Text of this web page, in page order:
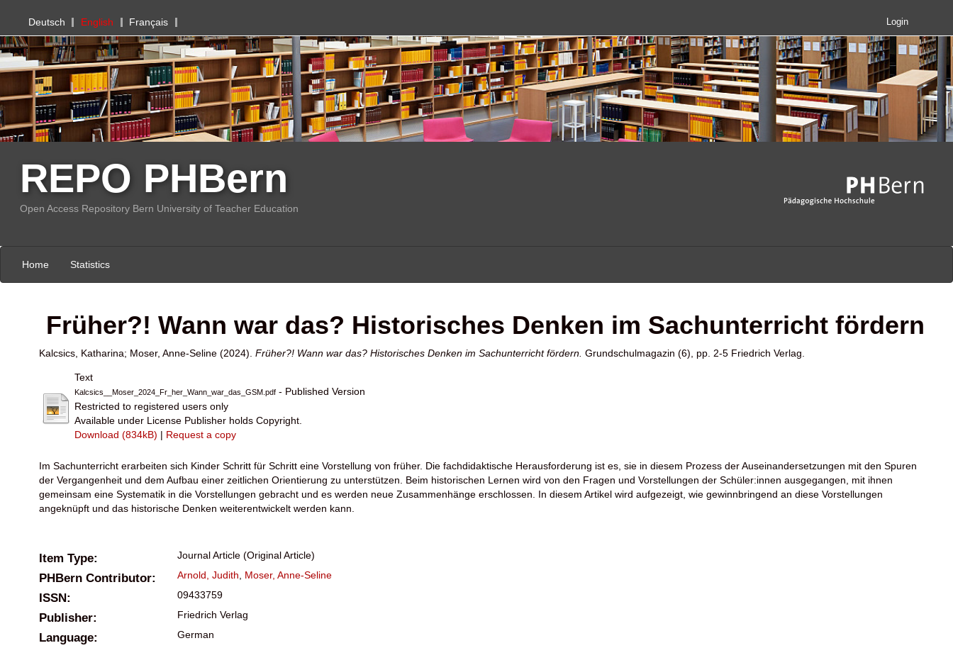
PHBern
Deutsch English Français Login
REPO PHBern
Open Access Repository Bern University of Teacher Education
Home Statistics
Früher?! Wann war das? Historisches Denken im Sachunterricht fördern
Kalcsics, Katharina; Moser, Anne-Seline (2024). Früher?! Wann war das? Historisches Denken im Sachunterricht fördern. Grundschulmagazin (6), pp. 2-5 Friedrich Verlag.
Text
Kalcsics__Moser_2024_Fr_her_Wann_war_das_GSM.pdf - Published Version
Restricted to registered users only
Available under License Publisher holds Copyright.
Download (834kB) | Request a copy
Im Sachunterricht erarbeiten sich Kinder Schritt für Schritt eine Vorstellung von früher. Die fachdidaktische Herausforderung ist es, sie in diesem Prozess der Auseinandersetzungen mit den Spuren
der Vergangenheit und dem Aufbau einer zeitlichen Orientierung zu unterstützen. Beim historischen Lernen wird von den Fragen und Vorstellungen der Schüler:innen ausgegangen, mit ihnen
gemeinsam eine Systematik in die Vorstellungen gebracht und es werden neue Zusammenhänge erschlossen. In diesem Artikel wird aufgezeigt, wie gewinnbringend an diese Vorstellungen
angeknüpft und das historische Denken weiterentwickelt werden kann.
Item Type: Journal Article (Original Article)
PHBern Contributor: Arnold, Judith, Moser, Anne-Seline
ISSN: 09433759
Publisher: Friedrich Verlag
Language: German